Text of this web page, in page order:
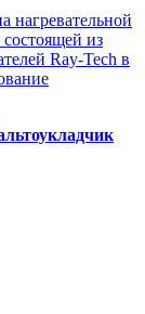
нагревательной
из
Ray-Tech в